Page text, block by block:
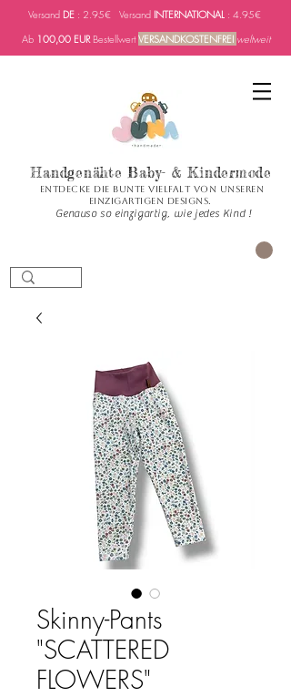
Versand DE : 2.95€ Versand INTERNATIONAL : 4.95€
Ab 100,00 EURBestellwertVERSANDKOSTENFREI weltweit
Handgenähte Baby- & Kindermode
Entdecke die bunte Vielfalt von unseren
einzigartigen Designs.
Genauso so einzigartig, wie jedes Kind !
Skinny-Pants
"SCATTERED
FLOWERS"